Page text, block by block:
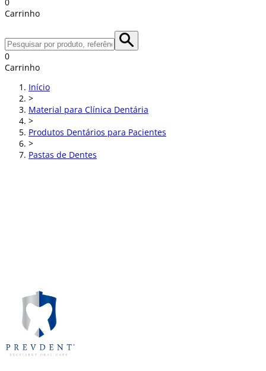
Carrinho
0
Carrinho
Início
>
Material para Clínica Dentária
>
Produtos Dentários para Pacientes
>
Pastas de Dentes